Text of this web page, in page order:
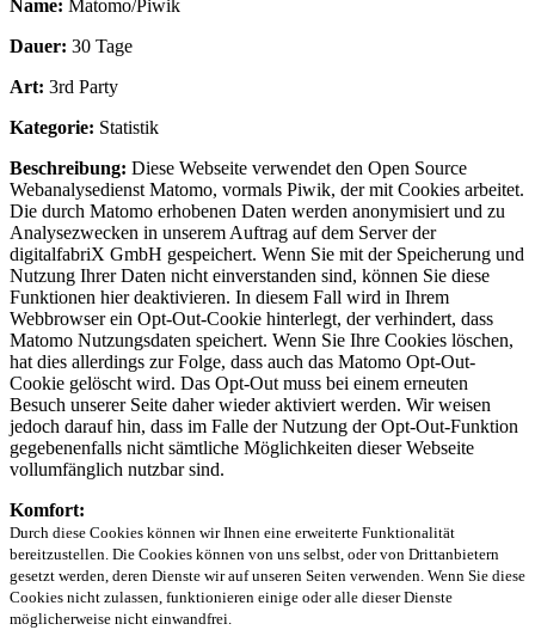
Name: Matomo/Piwik
Dauer: 30 Tage
Art: 3rd Party
Kategorie: Statistik
Beschreibung: Diese Webseite verwendet den Open Source
Webanalysedienst Matomo, vormals Piwik, der mit Cookies arbeitet.
Die durch Matomo erhobenen Daten werden anonymisiert und zu
Analysezwecken in unserem Auftrag auf dem Server der
digitalfabriX GmbH gespeichert. Wenn Sie mit der Speicherung und
Nutzung Ihrer Daten nicht einverstanden sind, können Sie diese
Funktionen hier deaktivieren. In diesem Fall wird in Ihrem
Webbrowser ein Opt-Out-Cookie hinterlegt, der verhindert, dass
Matomo Nutzungsdaten speichert. Wenn Sie Ihre Cookies löschen,
hat dies allerdings zur Folge, dass auch das Matomo Opt-Out-
Cookie gelöscht wird. Das Opt-Out muss bei einem erneuten
Besuch unserer Seite daher wieder aktiviert werden. Wir weisen
jedoch darauf hin, dass im Falle der Nutzung der Opt-Out-Funktion
gegebenenfalls nicht sämtliche Möglichkeiten dieser Webseite
vollumfänglich nutzbar sind.
Komfort:
Durch diese Cookies können wir Ihnen eine erweiterte Funktionalität
bereitzustellen. Die Cookies können von uns selbst, oder von Drittanbietern
gesetzt werden, deren Dienste wir auf unseren Seiten verwenden. Wenn Sie diese
Cookies nicht zulassen, funktionieren einige oder alle dieser Dienste
möglicherweise nicht einwandfrei.